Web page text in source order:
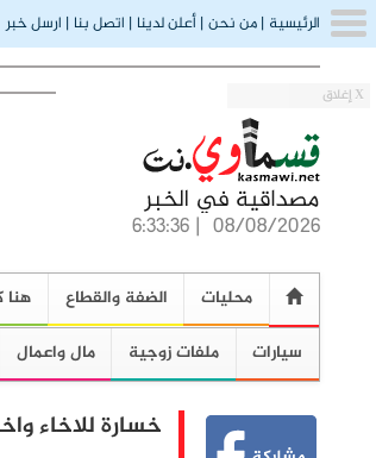
X إغلاق
الرئيسية |من نحن|أعلن لدينا | اتصل بنا | ارسل خبر
08/08/2026
|
6:33:37
محليات الضفة والقطاع
سيارات
ملفات زوجية مال واعمال
خسارة للاخاء